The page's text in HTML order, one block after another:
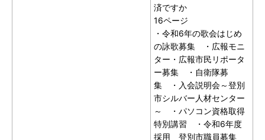
済ですか
16ページ
・令和6年の歌会はじめ
の詠歌募集 ・広報モニ
ター・広報市民リポータ
ー募集 ・自衛隊募
集 ・入会説明会～登別
市シルバー人材センター
～ ・パソコン資格取得
特別講習 ・令和6年度
採用 登別市職員募集